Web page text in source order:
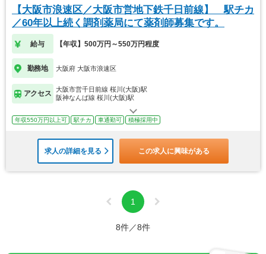
【大阪市浪速区／大阪市営地下鉄千日前線】 駅チカ
／60年以上続く調剤薬局にて薬剤師募集です。
給与 【年収】500万円～550万円程度
勤務地 大阪府 大阪市浪速区
アクセス
大阪市営千日前線 桜川(大阪)駅
阪神なんば線 桜川(大阪)駅
年収550万円以上可 駅チカ 車通勤可 積極採用中
求人の詳細を見る この求人に興味がある
1
8件／8件